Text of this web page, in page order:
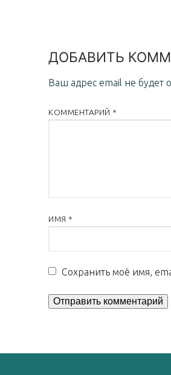
ДОБАВИТЬ
Ваш адрес email не будет
КОММЕНТАРИЙ *
ИМЯ *
Сохранить моё имя,